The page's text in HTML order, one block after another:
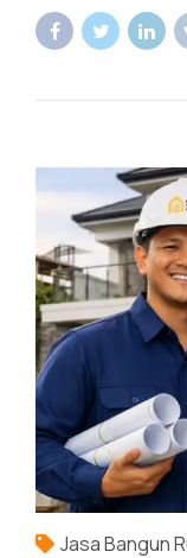
Jasa Bangun